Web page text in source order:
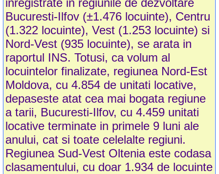
inregistrate in regiunile de dezvoltare
Bucuresti-Ilfov (±1.476 locuinte), Centru
(1.322 locuinte), Vest (1.253 locuinte) si
Nord-Vest (935 locuinte), se arata in
raportul INS. Totusi, ca volum al
locuintelor finalizate, regiunea Nord-Est
Moldova, cu 4.854 de unitati locative,
depaseste atat cea mai bogata regiune
a tarii, Bucuresti-Ilfov, cu 4.459 unitati
locative terminate in primele 9 luni ale
anului, cat si toate celelalte regiuni.
Regiunea Sud-Vest Oltenia este codasa
clasamentului, cu doar 1.934 de locuinte